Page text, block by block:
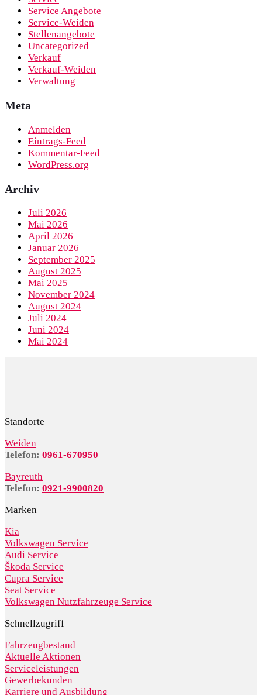
Service Angebote
Service-Weiden
Stellenangebote
Uncategorized
Verkauf
Verkauf-Weiden
Verwaltung
Meta
Anmelden
Eintrags-Feed
Kommentar-Feed
WordPress.org
Archiv
Juli 2026
Mai 2026
April 2026
Januar 2026
September 2025
August 2025
Mai 2025
November 2024
August 2024
Juli 2024
Juni 2024
Mai 2024
Standorte
Weiden
Telefon: 0961-670950
Bayreuth
Telefon: 0921-9900820
Marken
Kia
Volkswagen Service
Audi Service
Škoda Service
Cupra Service
Seat Service
Volkswagen Nutzfahrzeuge Service
Schnellzugriff
Fahrzeugbestand
Aktuelle Aktionen
Serviceleistungen
Gewerbekunden
Karriere und Ausbildung